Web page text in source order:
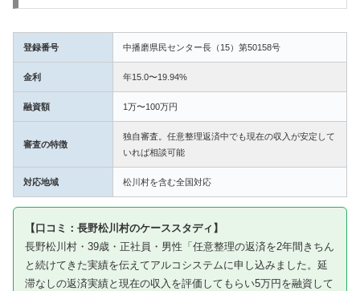
登録番号 中播磨県民センター長（15）第50158号
金利 年15.0〜19.94%
融資額 1万〜100万円
審査の特徴
独自審査。任意整理返済中でも現在の収入が安定して
いれば相談可能
対応地域 松川村を含む全国対応
【口コミ：長野松川村のケーススタディ】
長野松川村・39歳・正社員・男性「任意整理の返済を2年間きちん
と続けてきた実績を伝えてアルコシステムに申し込みました。延
滞なしの返済実績と現在の収入を評価してもらい5万円を融資して